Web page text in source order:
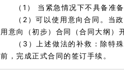
（1） 当紧急情况下不具备准
（2）可以使用意向合同。当
用意向（初步）合同（合同大纲）
（3）上述做法的补救：除特
前，完成正式合同的签订手续。